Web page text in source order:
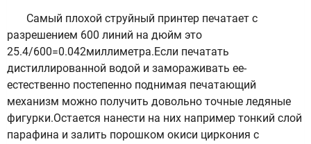
Самый плохой струйный принтер печатает с
разрешением 600 линий на дюйм это
25.4/600=0.042миллиметра.Если печатать
дистиллированной водой и замораживать ее-
естественно постепенно поднимая печатающий
механизм можно получить довольно точные ледяные
фигурки.Остается нанести на них например тонкий слой
парафина и залить порошком окиси циркония с